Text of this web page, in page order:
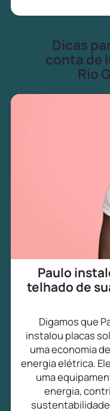
Dicas
conta de
Rio
Paulo
telhado de
Digamos que
instalou placas
uma economia
energia elétrica.
uma
energia,